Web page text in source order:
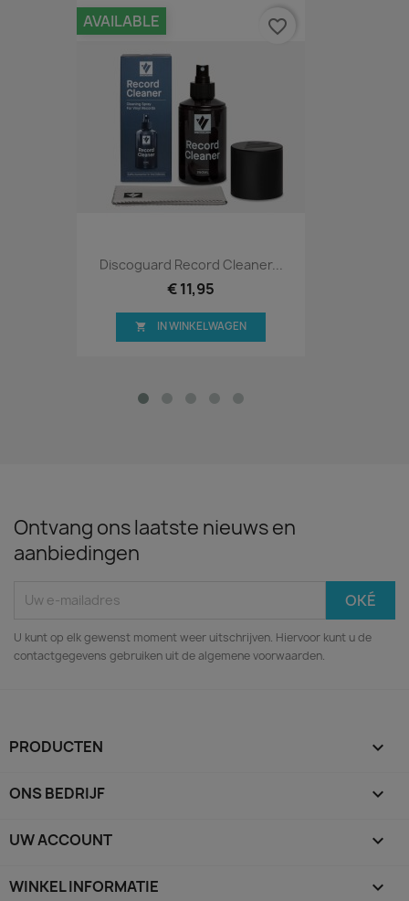
Discoguard Record Cleaner...
€ 11,95
AVAILABLE
 IN WINKELWAGEN
favorite_border
Ontvang ons laatste nieuws en
aanbiedingen
U kunt op elk gewenst moment weer uitschrijven. Hiervoor kunt u de
contactgegevens gebruiken uit de algemene voorwaarden.
PRODUCTEN 
ONS BEDRIJF 
UW ACCOUNT 
WINKEL INFORMATIE keyboard_arrow_down